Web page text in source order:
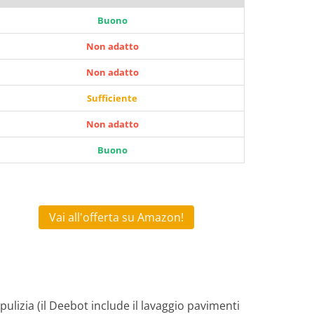
Buono
Non adatto
Non adatto
Sufficiente
Non adatto
Buono
Vai all'offerta su Amazon!
(il Deebot include il lavaggio pavimenti